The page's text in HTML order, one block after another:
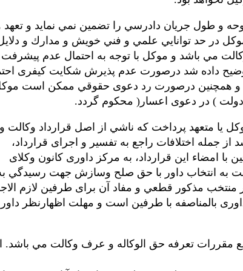
و ﻃﻮل ﺟﺮﻳﺎن دادرﺳﻲ را ﺗﻀﻤﻴﻦ ﻧﻤﻲ ﻧﻤﺎﻳﺪ و ﺗﻌﻬﺪ
در ﺣﺪ ﺗﻮاﻧﺎﻳﻲ ﻋﻠﻤﻲ و ﻓﻨﻲ ﺧﻮﻳﺶ و ﻣﺪارك و
ﻣﻲ ﺑﺎﺷﺪ و ﻣﻮﻛﻞ ﺑﺎ ﺗﻮﺟﻪ ﺑﻪ اﺣﺘﻤﺎل ﻋﺪم ﭘﻴﺸﺮﻓﺖ
داده ﺷﺪ درﺻﻮرت ﻋﺪم ﭘﺬﻳﺮش ﺷﻜﺎﻳﺖ ﻛﻴﻔﺮى
و ﻫﻤﭽﻨﻴﻦ درﺻﻮرت رد دﻋﻮى ﺣﻘﻮﻗﻲ ﻣﻤﻜﻦ اﺳﺖ
) در دﻋﻮى اﻋﺴﺎر( ﻣﺤﻜﻮم ﮔﺮدد.
ﻳﺎ ﻣﺘﻌﻬﺪ ﭘﺮداﺧﺖ ﻛﻪ ﻧﺎﺷﻲ از اﺻﻞ ﻗﺮارداد وﻛﺎﻟﺖ و
از ﺟﻤﻠﻪ اﺧﺘﻼﻓﺎت راﺟﻊ ﺑﻪ ﺗﻔﺴﻴﺮ و اﺟﺮاى ﻗﺮارداد،
اﻣﻀﺎء اﻳﻦ ﻗﺮارداد، ﺑﻪ ﻣﺮﻛﺰ داورى ﻛﺎﻧﻮن وﻛﻼى
ﺑﻪ اﻧﺘﺨﺎب داور ﺑﺎ ﺣﻖ ﺻﻠﺢ وﺳﺎزش ﺟﻬﺖ رﺳﻴﺪﮔﻲ
ﻣﻨﺘﺨﺐ ﻣﺬﻛﻮر ﻗﻄﻌﻲ و ﻣﻔﺎد آن ﺑﺮاى ﻃﺮﻓﻴﻦ ﻻزم
ﺑﺎﻟﻤﻨﺎﺻﻔﻪ ﺑﺎ ﻃﺮﻓﻴﻦ اﺳﺖ و ﻣﻬﻠﺖ اﻇﻬﺎرﻧﻈﺮ داور
ﻣﻘﺮرات ﺗﻌﺮﻓﻪ ﺣﻖ اﻟﻮﻛﺎﻟﻪ و ﻋﺮف وﻛﺎﻟﺖ ﻣﻲ ﺑﺎﺷﺪ.